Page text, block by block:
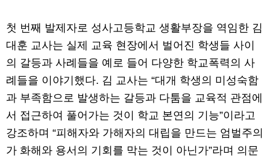
첫 번째 발제자로 성사고등학교 생활부장을 역임한 김
대훈 교사는 실제 교육 현장에서 벌어진 학생들 사이
의 갈등과 사례들을 예로 들어 다양한 학교폭력의 사
례들을 이야기했다. 김 교사는 “대개 학생의 미성숙함
과 부족함으로 발생하는 갈등과 다툼을 교육적 관점에
서 접근하여 풀어가는 것이 학교 본연의 기능”이라고
강조하며 “피해자와 가해자의 대립을 만드는 엄벌주의
가 화해와 용서의 기회를 막는 것이 아닌가”라며 의문